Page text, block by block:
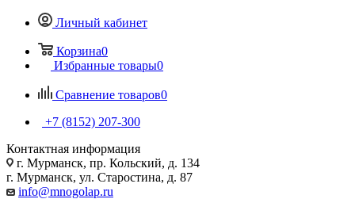
Личный кабинет
Корзина0
Избранные товары0
Сравнение товаров0
+7 (8152) 207-300
Контактная информация
г. Мурманск, пр. Кольский, д. 134
г. Мурманск, ул. Старостина, д. 87
info@mnogolap.ru